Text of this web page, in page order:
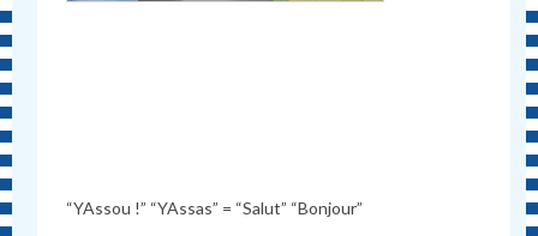
“YAssou !” “YAssas” = “Salut” “Bonjour”